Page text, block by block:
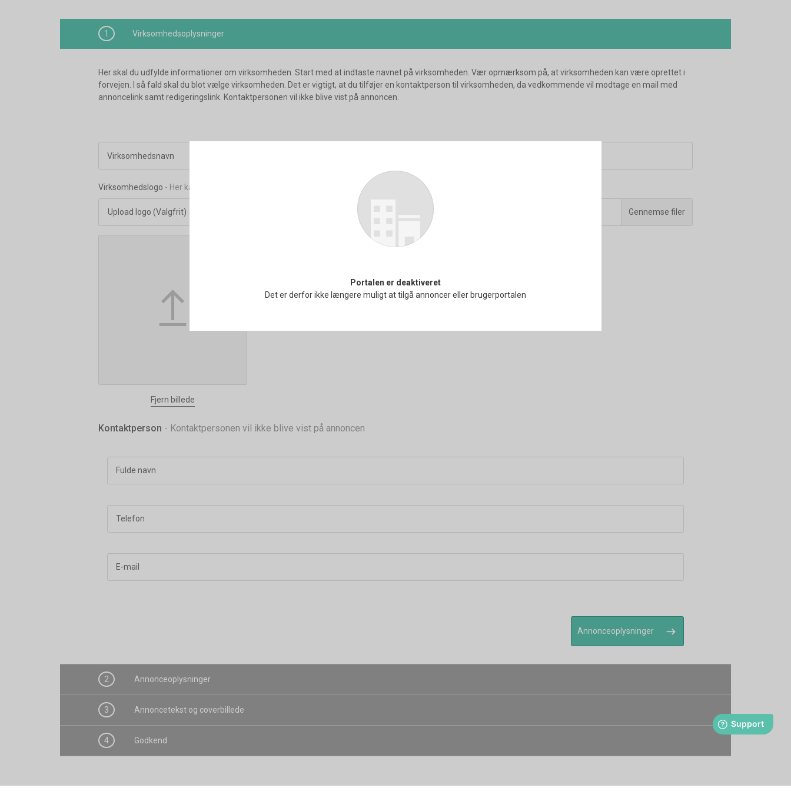
Portalen er deaktiveret
Det er derfor ikke længere muligt at tilgå annoncer eller brugerportalen
1 Virksomhedsoplysninger
Her skal du udfylde informationer om virksomheden. Start med at indtaste navnet på virksomheden. Vær opmærksom på, at virksomheden kan være oprettet i
forvejen. I så fald skal du blot vælge virksomheden. Det er vigtigt, at du tilføjer en kontaktperson til virksomheden, da vedkommende vil modtage en mail med
annoncelink samt redigeringslink. Kontaktpersonen vil ikke blive vist på annoncen.
Virksomhedsnavn
Virksomhedslogo - Her kan du uploade logo.
Upload logo (Valgfrit) Gennemse filer
Fjern billede
Kontaktperson - Kontaktpersonen vil ikke blive vist på annoncen
Fulde navn
Telefon
E-mail
Annonceoplysninger
2 Annonceoplysninger
3 Annoncetekst og coverbillede
4 Godkend